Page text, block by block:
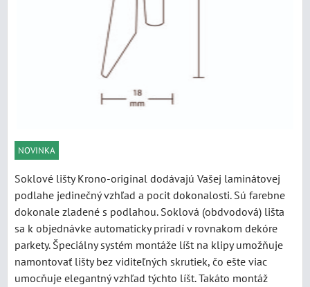
NOVINKA
Soklové lišty Krono-original dodávajú Vašej laminátovej
podlahe jedinečný vzhľad a pocit dokonalosti. Sú farebne
dokonale zladené s podlahou. Soklová (obdvodová) lišta
sa k objednávke automaticky priradí v rovnakom dekóre
parkety. Špeciálny systém montáže líšt na klipy umožňuje
namontovať lišty bez viditeľných skrutiek, čo ešte viac
umocňuje elegantný vzhľad týchto líšt. Takáto montáž